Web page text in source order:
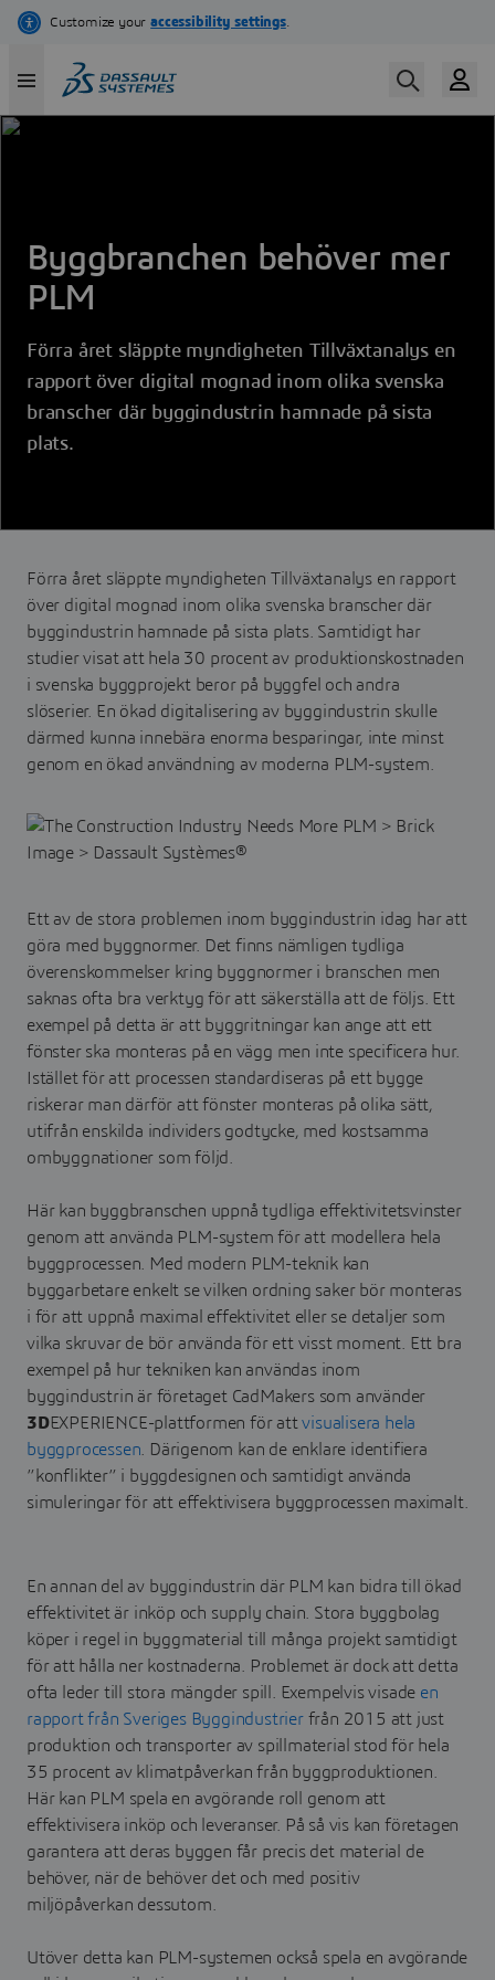
Hoppa
huvudinnehåll
Byggbranchen behöver mer
PLM
Förra året släppte myndigheten Tillväxtanalys en
rapport över digital mognad inom olika svenska
branscher där byggindustrin hamnade på sista
plats.
Förra året släppte myndigheten Tillväxtanalys en rapport
över digital mognad inom olika svenska branscher där
byggindustrin hamnade på sista plats. Samtidigt har
studier visat att hela 30 procent av produktionskostnaden
i svenska byggprojekt beror på byggfel och andra
slöserier. En ökad digitalisering av byggindustrin skulle
därmed kunna innebära enorma besparingar, inte minst
genom en ökad användning av moderna PLM-system.
Ett av de stora problemen inom byggindustrin idag har att
göra med byggnormer. Det finns nämligen tydliga
överenskommelser kring byggnormer i branschen men
saknas ofta bra verktyg för att säkerställa att de följs. Ett
exempel på detta är att byggritningar kan ange att ett
fönster ska monteras på en vägg men inte specificera hur.
Istället för att processen standardiseras på ett bygge
riskerar man därför att fönster monteras på olika sätt,
utifrån enskilda individers godtycke, med kostsamma
ombyggnationer som följd.
Här kan byggbranschen uppnå tydliga effektivitetsvinster
genom att använda PLM-system för att modellera hela
byggprocessen. Med modern PLM-teknik kan
byggarbetare enkelt se vilken ordning saker bör monteras
i för att uppnå maximal effektivitet eller se detaljer som
vilka skruvar de bör använda för ett visst moment. Ett bra
exempel på hur tekniken kan användas inom
byggindustrin är företaget CadMakers som använder
3DEXPERIENCE-plattformen för attvisualisera hela
byggprocessen . Därigenom kan de enklare identifiera
”konflikter” i byggdesignen och samtidigt använda
simuleringar för att effektivisera byggprocessen maximalt.
En annan del av byggindustrin där PLM kan bidra till ökad
effektivitet är inköp och supply chain. Stora byggbolag
köper i regel in byggmaterial till många projekt samtidigt
för att hålla ner kostnaderna. Problemet är dock att detta
ofta leder till stora mängder spill. Exempelvis visade en
rapport från Sveriges Byggindustrierfrån 2015 att just
produktion och transporter av spillmaterial stod för hela
35 procent av klimatpåverkan från byggproduktionen.
Här kan PLM spela en avgörande roll genom att
effektivisera inköp och leveranser. På så vis kan företagen
garantera att deras byggen får precis det material de
behöver, när de behöver det och med positiv
miljöpåverkan dessutom.
Utöver detta kan PLM-systemen också spela en avgörande